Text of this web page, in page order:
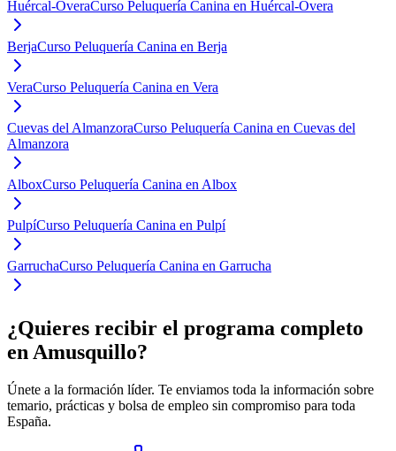
Huércal-OveraCurso Peluquería Canina en Huércal-Overa
BerjaCurso Peluquería Canina en Berja
VeraCurso Peluquería Canina en Vera
Cuevas del AlmanzoraCurso Peluquería Canina en Cuevas del
Almanzora
AlboxCurso Peluquería Canina en Albox
PulpíCurso Peluquería Canina en Pulpí
GarruchaCurso Peluquería Canina en Garrucha
¿Quieres recibir el programa completo
en Amusquillo?
Únete a la formación líder. Te enviamos toda la información sobre
temario, prácticas y bolsa de empleo sin compromiso para toda
España.